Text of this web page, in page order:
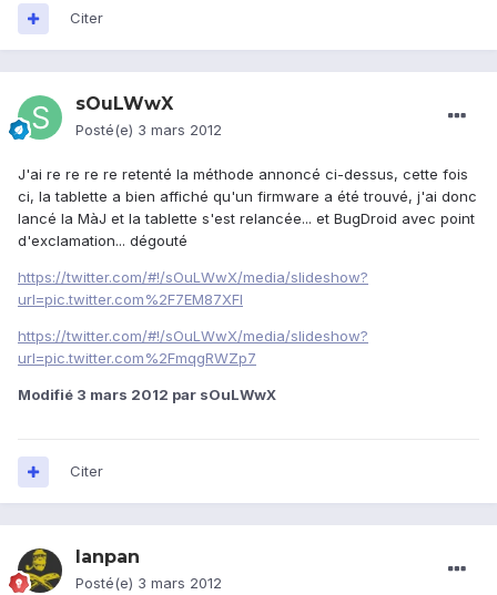
Citer
sOuLWwX
Posté(e) 3 mars 2012
J'ai re re re re retenté la méthode annoncé ci-dessus, cette fois
ci, la tablette a bien affiché qu'un firmware a été trouvé, j'ai donc
lancé la MàJ et la tablette s'est relancée... et BugDroid avec point
d'exclamation... dégouté
https://twitter.com/#!/sOuLWwX/media/slideshow?
url=pic.twitter.com%2F7EM87XFl
https://twitter.com/#!/sOuLWwX/media/slideshow?
url=pic.twitter.com%2FmqgRWZp7
Modifié 3 mars 2012 par sOuLWwX
Citer
lanpan
Posté(e) 3 mars 2012